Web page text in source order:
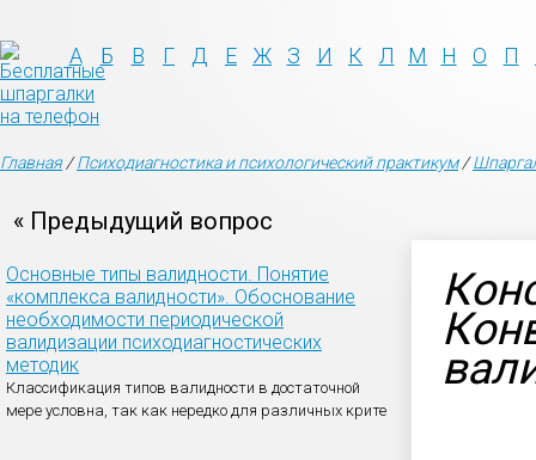
А Б В Г Д Е Ж З И К Л М Н О П
Главная/Психодиагностика и психологический практикум/
« Предыдущий вопрос
Основные типы валидности. Понятие
«комплекса валидности». Обоснование
необходимости периодической
валидизации психодиагностических
методик
Классификация типов валидности в достаточной
мере условна, так как нередко для различных крите